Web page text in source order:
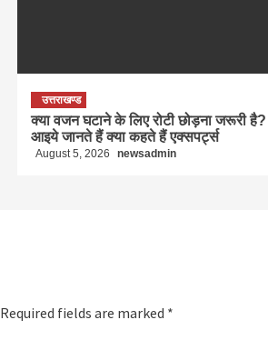
उत्तराखण्ड
क्या वजन घटाने के लिए रोटी छोड़ना जरूरी है?
आइये जानते हैं क्या कहते हैं एक्सपर्ट्स
August 5, 2026 newsadmin
Required fields are marked *